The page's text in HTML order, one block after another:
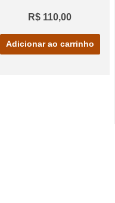
R$ 110,00
Adicionar ao carrinho